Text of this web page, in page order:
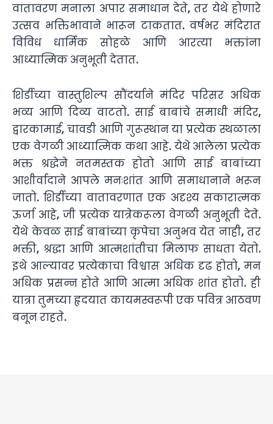
वातावरण मनाला अपार समाधान देते, तर येथे होणारे
उत्सव भक्तिभावाने भारून टाकतात. वर्षभर मंदिरात
विविध धार्मिक सोहळे आणि आरत्या भक्तांना
आध्यात्मिक अनुभूती देतात.
शिर्डीच्या वास्तुशिल्प सौंदर्याने मंदिर परिसर अधिक
भव्य आणि दिव्य वाटतो. साई बाबांचे समाधी मंदिर,
द्वारकामाई, चावडी आणि गुरूस्थान या प्रत्येक स्थळाला
एक वेगळी आध्यात्मिक कथा आहे. येथे आलेला प्रत्येक
भक्त श्रद्धेने नतमस्तक होतो आणि साई बाबांच्या
आशीर्वादाने आपले मनःशांत आणि समाधानाने भरून
जातो. शिर्डीच्या वातावरणात एक अदृश्य सकारात्मक
ऊर्जा आहे, जी प्रत्येक यात्रेकरूला वेगळी अनुभूती देते.
येथे केवळ साई बाबांच्या कृपेचा अनुभव येत नाही, तर
भक्ती, श्रद्धा आणि आत्मशांतीचा मिलाफ साधता येतो.
इथे आल्यावर प्रत्येकाचा विश्वास अधिक दृढ होतो, मन
अधिक प्रसन्न होते आणि आत्मा अधिक शांत होतो. ही
यात्रा तुमच्या हृदयात कायमस्वरूपी एक पवित्र आठवण
बनून राहते.